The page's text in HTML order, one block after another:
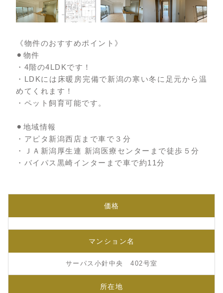
《物件のおすすめポイント》
⚫︎物件
・4階の4LDKです！
・LDKには床暖房完備で新潟の寒い冬に足元から温
めてくれます！
・ペット飼育可能です。
⚫︎地域情報
・アピタ新潟西店まで車で３分
・ＪＡ新潟厚生連 新潟医療センターまで徒歩５分
・バイパス黒崎インターまで車で約11分
価格
マンション名
サーパス小針中央 402号室
所在地